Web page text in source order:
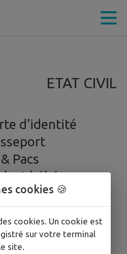
ETAT CIVIL
d'identité
Pacs
bébé
lors d'un décès ?
de Valdoie
cookies 🍪
cookies. Un cookie est
sur votre terminal
site.